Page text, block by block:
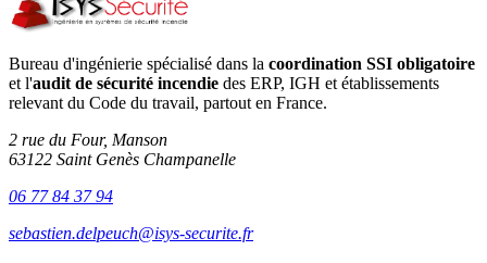
Bureau d'ingénierie spécialisé dans la coordination SSI obligatoire
et l'audit de sécurité incendie des ERP, IGH et établissements
relevant du Code du travail, partout en France.
2 rue du Four, Manson
63122 Saint Genès Champanelle
06 77 84 37 94
sebastien.delpeuch@isys-securite.fr